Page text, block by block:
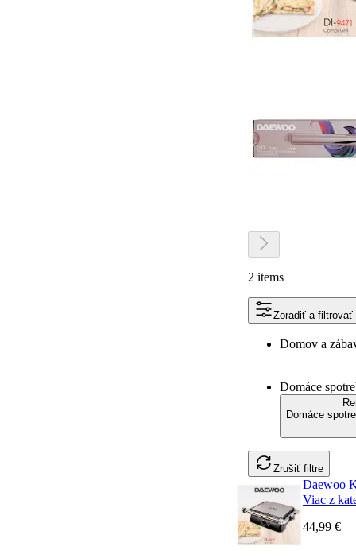
2 items
Zoradiť a filtrovať
Domov a
Domáce
Domáce
Zrušiť filtre
Daewoo
Viac z
44,99 €